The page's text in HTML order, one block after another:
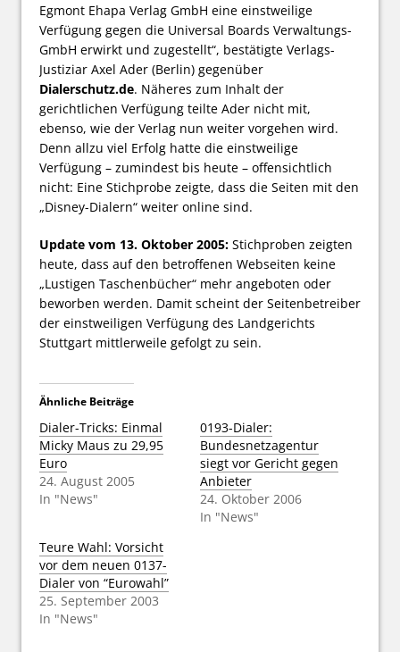
Egmont Ehapa Verlag GmbH eine einstweilige
Verfügung gegen die Universal Boards Verwaltungs-
GmbH erwirkt und zugestellt“, bestätigte Verlags-
Justiziar Axel Ader (Berlin) gegenüber
Dialerschutz.de. Näheres zum Inhalt der
gerichtlichen Verfügung teilte Ader nicht mit,
ebenso, wie der Verlag nun weiter vorgehen wird.
Denn allzu viel Erfolg hatte die einstweilige
Verfügung – zumindest bis heute – offensichtlich
nicht: Eine Stichprobe zeigte, dass die Seiten mit den
„Disney-Dialern“ weiter online sind.
Update vom 13. Oktober 2005: Stichproben zeigten
heute, dass auf den betroffenen Webseiten keine
„Lustigen Taschenbücher“ mehr angeboten oder
beworben werden. Damit scheint der Seitenbetreiber
der einstweiligen Verfügung des Landgerichts
Stuttgart mittlerweile gefolgt zu sein.
Ähnliche Beiträge
Dialer-Tricks: Einmal
Micky Maus zu 29,95
Euro
24. August 2005
In "News"
0193-Dialer:
Bundesnetzagentur
siegt vor Gericht gegen
Anbieter
24. Oktober 2006
In "News"
Teure Wahl: Vorsicht
vor dem neuen 0137-
Dialer von “Eurowahl”
25. September 2003
In "News"